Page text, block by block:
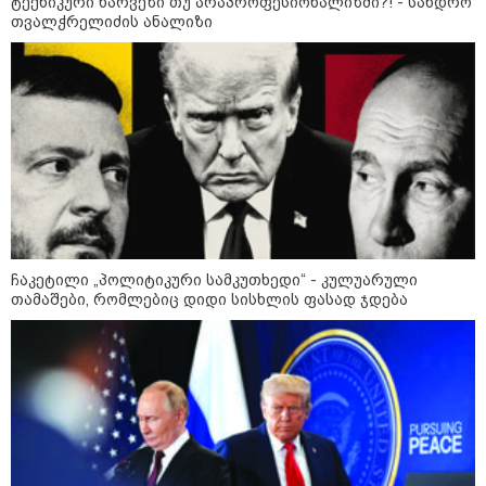
კატეგორიები
თვალჭრელიძის ანალიზი
ჩაკეტილი „პოლიტიკური სამკუთხედი“ - კულუარული
თამაშები, რომლებიც დიდი სისხლის ფასად ჯდება